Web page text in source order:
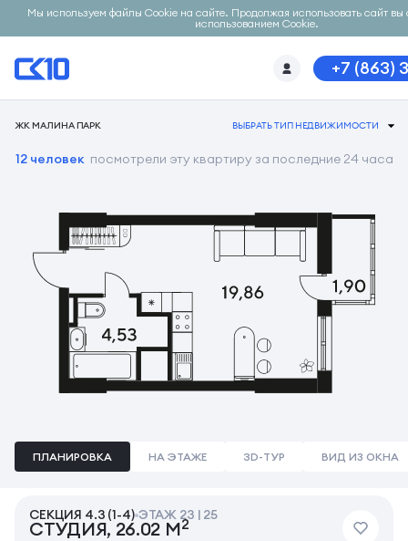
Мы используем файлы Cookie на сайте. Продолжая использовать сайт вы
использованием Cookie.
+7 (863)
ЖК МАЛИНА ПАРК ВЫБРАТЬ ТИП НЕДВИЖИМОСТИ
12 человек посмотрели эту квартиру за последние 24 часа
ПЛАНИРОВКА НА ЭТАЖЕ 3D-ТУР ВИД ИЗ ОКНА
СЕКЦИЯ 4.3 (1-4) ЭТАЖ 23 | 25
СТУДИЯ, 26.02 М2